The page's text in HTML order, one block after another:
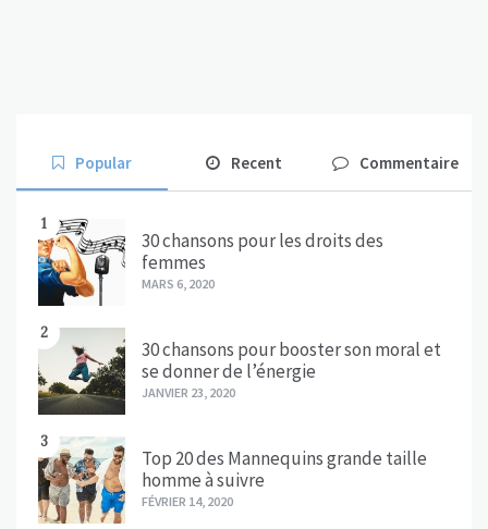
Popular Recent Commentaire
1
30 chansons pour les droits des
femmes
MARS 6, 2020
2
30 chansons pour booster son moral et
se donner de l’énergie
JANVIER 23, 2020
3
Top 20 des Mannequins grande taille
homme à suivre
FÉVRIER 14, 2020